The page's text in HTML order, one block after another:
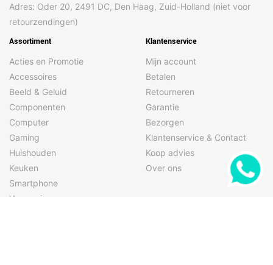
Adres: Oder 20, 2491 DC, Den Haag, Zuid-Holland (niet voor
retourzendingen)
Assortiment
Acties en Promotie
Accessoires
Beeld & Geluid
Componenten
Computer
Gaming
Huishouden
Keuken
Smartphone
Verzorging
Klantenservice
Mijn account
Betalen
Retourneren
Garantie
Bezorgen
Klantenservice & Contact
Koop advies
Over ons